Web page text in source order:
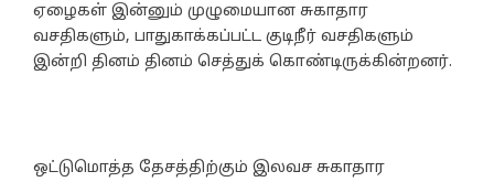
ஏழைகள் இன்னும் முழுமையான சுகாதார
வசதிகளும், பாதுகாக்கப்பட்ட குடிநீர் வசதிகளும்
இன்றி தினம் தினம் செத்துக் கொண்டிருக்கின்றனர்.
ஒட்டுமொத்த தேசத்திற்கும் இலவச சுகாதார